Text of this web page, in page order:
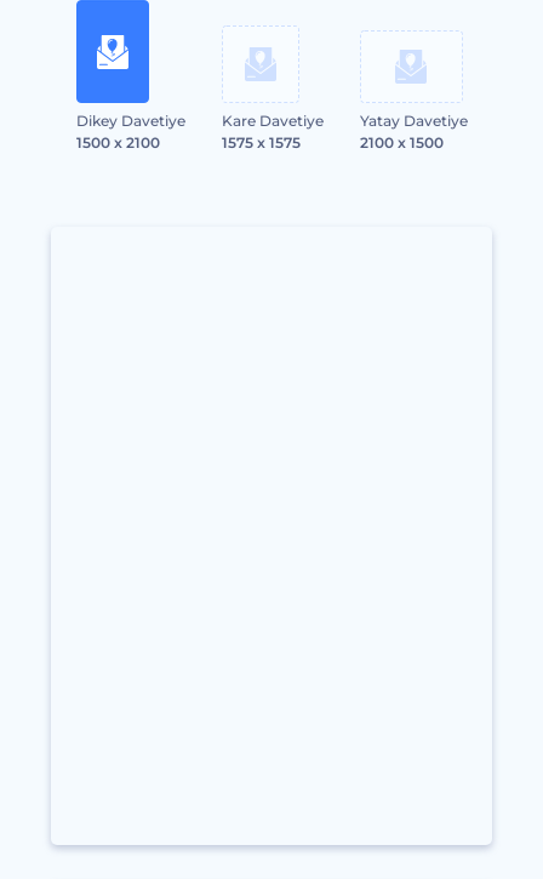
Dikey Davetiye
1500 x 2100
Kare Davetiye
1575 x 1575
Yatay Davetiye
2100 x 1500